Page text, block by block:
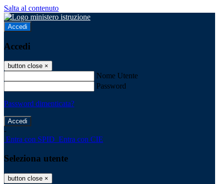
Salta al contenuto
Accedi
Accedi
button close ×
Nome Utente
Password
Password dimenticata?
-
Entra con SPID Entra con CIE
Seleziona utente
button close ×